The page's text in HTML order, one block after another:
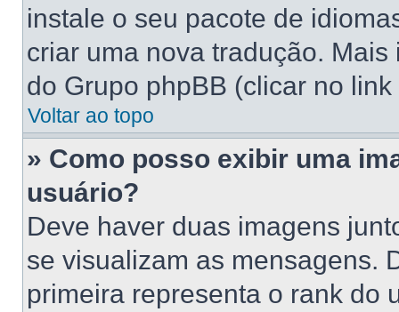
instale o seu pacote de
criar uma nova tradução.
do Grupo phpBB (clicar no
Voltar ao topo
» Como posso exibir uma
usuário?
Deve haver duas imagens
se visualizam as mensagens.
primeira representa o rank do